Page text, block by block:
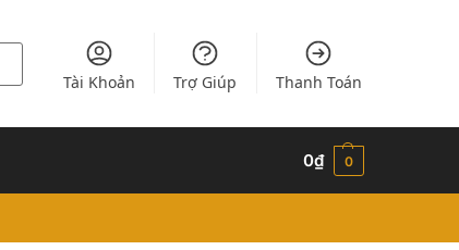
Tài Khoản Trợ Giúp Thanh Toán
0₫ 0